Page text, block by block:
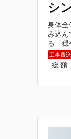
シ
身体全
み込ん
る「穏
総額